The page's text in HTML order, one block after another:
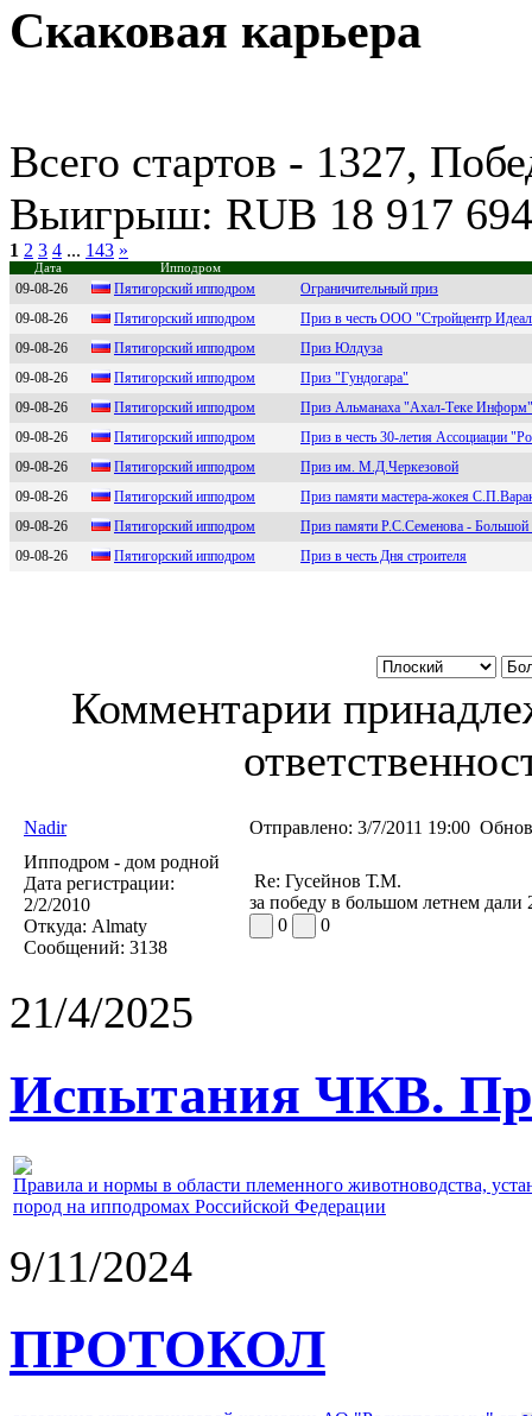
Скаковая карьера
Всего стартов - 1327,
Выигрыш: RUB 18 917 694
1 2 3 4 ... 143 »
Дата Ипподром
09-08-26 Пятигоpcкий ипподpом
Ограничительный приз
09-08-26
Пятигоpcкий ипподpом
Приз в честь ООО "Стройцентр
09-08-26
Пятигopcкий иппoдpoм
Приз Юлдуза
09-08-26
Пятигoрский иппoдрoм
Приз "Гундогара"
09-08-26
Пятигoрcкий иппoдрoм
Приз Альманаха "Ахал-Теке Информ"
09-08-26
Пятигopский иппoдpoм
Приз в честь 30-летия Ассоциации
09-08-26
Пятигopcкий иппoдpoм
Приз им. М.Д.Черкезовой
09-08-26
Пятигоpcкий ипподpом
Приз памяти мастера-жокея
09-08-26
Пятигoрский иппoдрoм
Приз памяти Р.С.Семенова - Большой
09-08-26
Пятигоpcкий ипподpом Приз в честь Дня строителя
Комментарии
Nadir Отправлено: 3/7/2011 19:00
Ипподром - дом родной
Дата регистрации:
2/2/2010
Откуда: Almaty
Сообщений: 3138
Re: Гусейнов Т.М.
за победу в большом летнем дали
0
0
21/4/2025
Испытания ЧКВ.
Правила и нормы в области племенного животноводства,
пород на ипподромах Российской Федерации
9/11/2024
ПРОТОКОЛ